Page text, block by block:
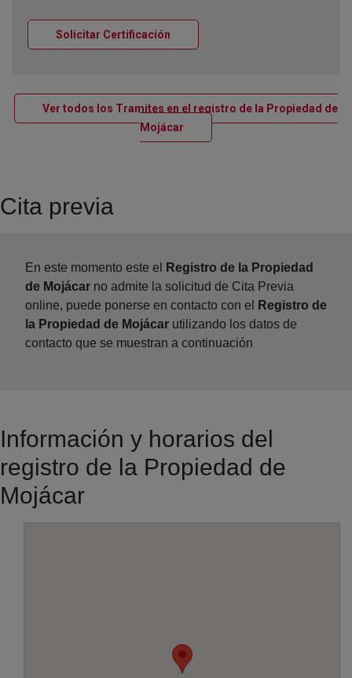
Solicitar Certificación
Ver todos los Tramites en el registro de la Propiedad de
Mojácar Ventana nueva
Cita previa
En este momento este el
Registro de la Propiedad
de Mojácar no admite la solicitud de Cita Previa
online, puede ponerse en contacto con el
Registro de
la Propiedad de Mojácar utilizando los datos de
contacto que se muestran a continuación
Información y horarios del
registro de la Propiedad de
Mojácar